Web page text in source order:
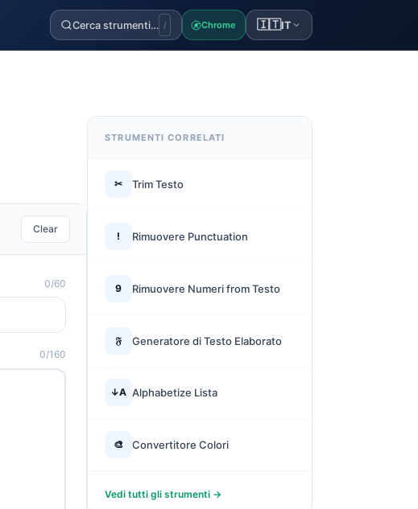
Cerca strumenti… / Chrome 🇮🇹IT
Clear
0/60
0/160
STRUMENTI CORRELATI
✂ Trim Testo
! Rimuovere Punctuation
9 Rimuovere Numeri from Testo
𝔉 Generatore di Testo Elaborato
↓A Alphabetize Lista
🎨 Convertitore Colori
Vedi tutti gli strumenti →